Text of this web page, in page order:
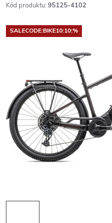
Kód produktu: 95125-4102
SALECODE:BIKE10:10:%